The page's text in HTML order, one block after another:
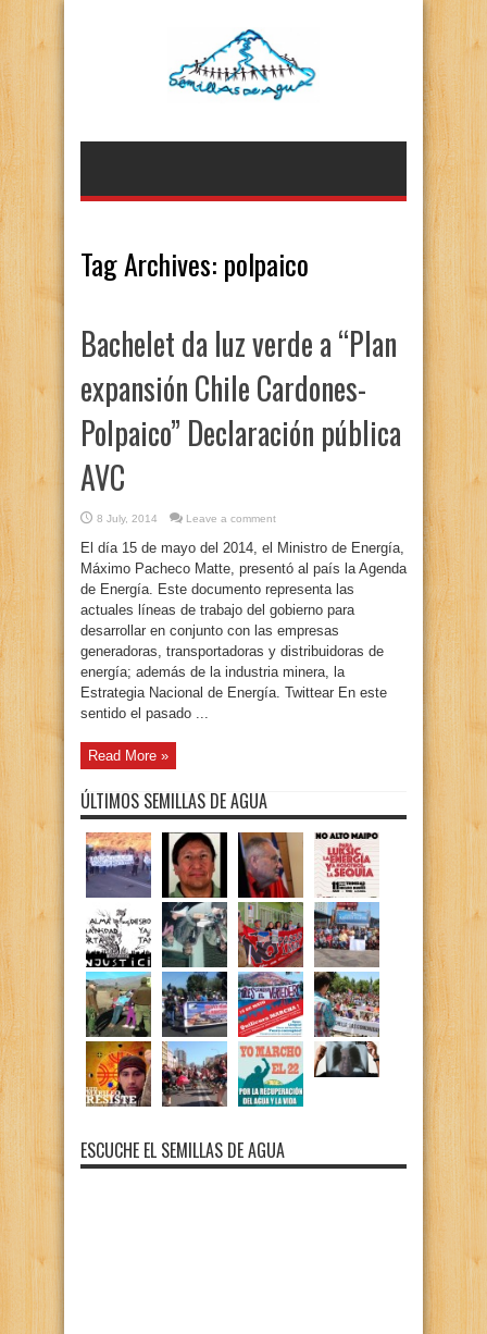
Tag Archives: polpaico
Bachelet da luz verde a “Plan
expansión Chile Cardones-
Polpaico” Declaración pública
AVC
8 July, 2014 Leave a comment
El día 15 de mayo del 2014, el Ministro de Energía,
Máximo Pacheco Matte, presentó al país la Agenda
de Energía. Este documento representa las
actuales líneas de trabajo del gobierno para
desarrollar en conjunto con las empresas
generadoras, transportadoras y distribuidoras de
energía; además de la industria minera, la
Estrategia Nacional de Energía. Twittear En este
sentido el pasado ...
Read More »
ÚLTIMOS SEMILLAS DE AGUA
ESCUCHE EL SEMILLAS DE AGUA